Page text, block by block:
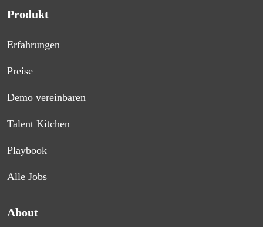
Produkt
Erfahrungen
Preise
Demo vereinbaren
Talent Kitchen
Playbook
Alle Jobs
About